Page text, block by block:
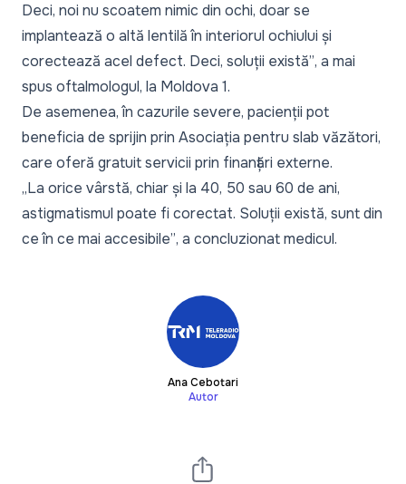
Deci, noi nu scoatem nimic din ochi, doar se
implantează o altă lentilă în interiorul ochiului și
corectează acel defect. Deci, soluții există”, a mai
spus oftalmologul, la Moldova 1.
De asemenea, în cazurile severe, pacienții pot
beneficia de sprijin prin Asociația pentru slab văzători,
care oferă gratuit servicii prin finanțări externe.
„La orice vârstă, chiar și la 40, 50 sau 60 de ani,
astigmatismul poate fi corectat. Soluții există, sunt din
ce în ce mai accesibile”, a concluzionat medicul.
Ana Cebotari
Autor